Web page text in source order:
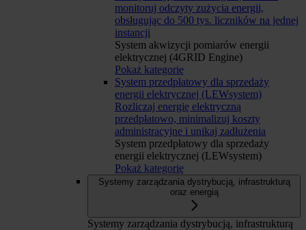
monitoruj odczyty zużycia energii,
obsługując do 500 tys. liczników na jednej
instancji
System akwizycji pomiarów energii
elektrycznej (4GRID Engine)
Pokaż kategorię
System przedpłatowy dla sprzedaży
energii elektrycznej (LEWsystem)
Rozliczaj energię elektryczną
przedpłatowo, minimalizuj koszty
administracyjne i unikaj zadłużenia
System przedpłatowy dla sprzedaży
energii elektrycznej (LEWsystem)
Pokaż kategorię
Systemy zarządzania dystrybucją, infrastrukturą
oraz energią
Systemy zarządzania dystrybucją, infrastrukturą